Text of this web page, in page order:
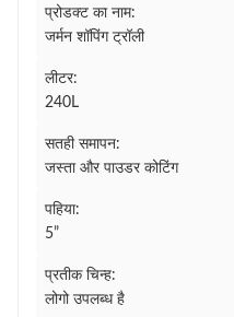
प्रोडक्ट का नाम:
जर्मन शॉपिंग ट्रॉली
लीटर:
240L
सतही समापन:
जस्ता और पाउडर कोटिंग
पहिया:
5”
प्रतीक चिन्ह:
लोगो उपलब्ध है